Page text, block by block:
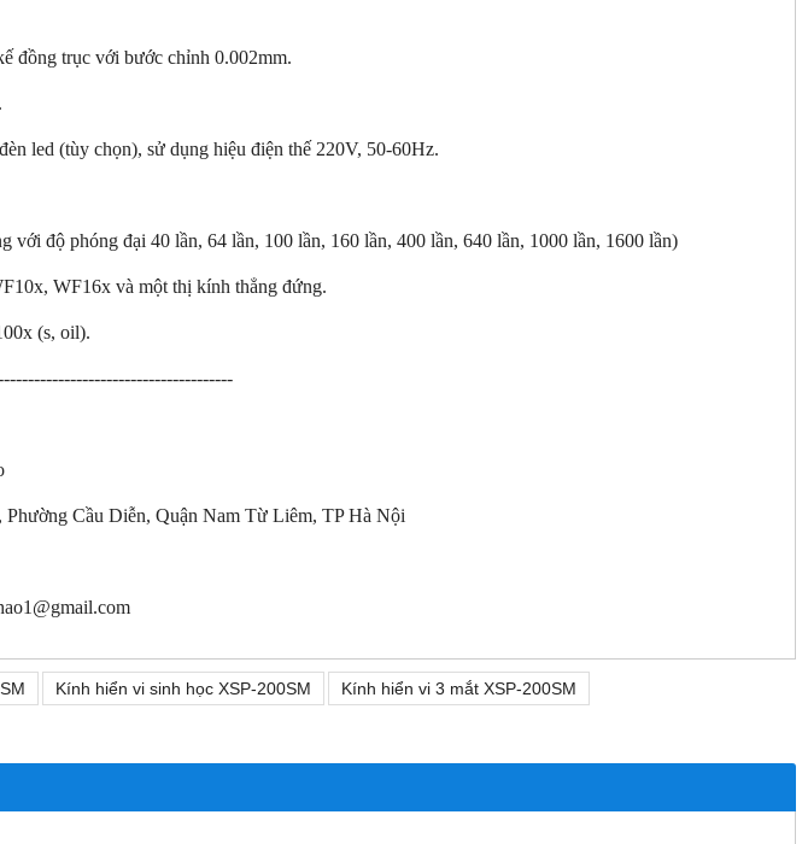
đồng trục với bước chỉnh 0.002mm.
led (tùy chọn), sử dụng hiệu điện thế 220V, 50-60Hz.
độ phóng đại 40 lần, 64 lần, 100 lần, 160 lần, 400 lần, 640 lần, 1000 lần, 1600 lần)
WF16x và một thị kính thẳng đứng.
(s, oil).
Cầu Diễn, Quận Nam Từ Liêm, TP Hà Nội
Kính hiển vi sinh học XSP-200SM Kính hiển vi 3 mắt XSP-200SM